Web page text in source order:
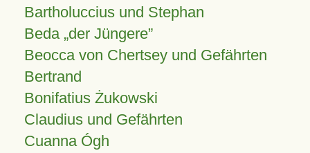
Bartholuccius und Stephan
Beda „der Jüngere”
Beocca von Chertsey und Gefährten
Bertrand
Bonifatius Żukowski
Claudius und Gefährten
Cuanna Ógh